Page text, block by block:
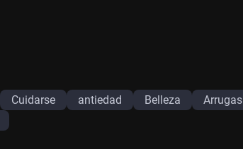
Cuidarse antiedad Belleza Arrugas